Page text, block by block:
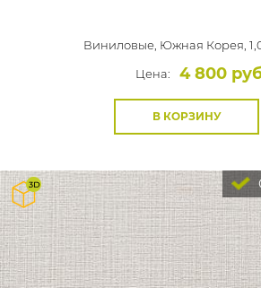
Виниловые, Южная Корея,
Цена:
4 800
В КОРЗИНУ